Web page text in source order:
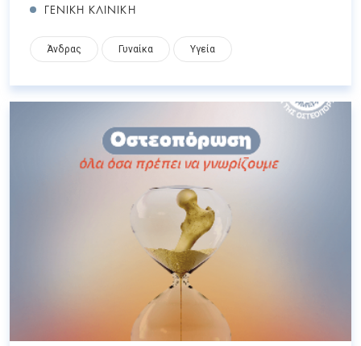
ΓΕΝΙΚΗ ΚΛΙΝΙΚΗ
Άνδρας Γυναίκα Υγεία